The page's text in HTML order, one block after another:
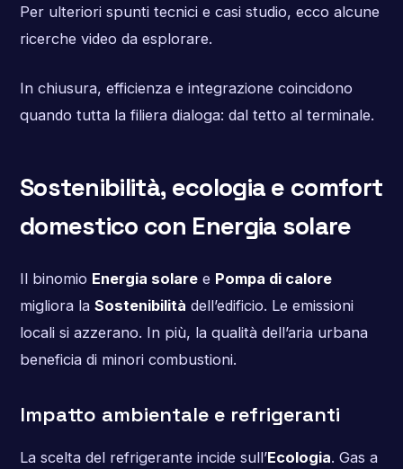
Per ulteriori spunti tecnici e casi studio, ecco alcune
ricerche video da esplorare.
In chiusura, efficienza e integrazione coincidono
quando tutta la filiera dialoga: dal tetto al terminale.
Sostenibilità, ecologia e comfort
domestico con Energia solare
Il binomio Energia solaree Pompa di calore
migliora la Sostenibilità dell’edificio. Le emissioni
locali si azzerano. In più, la qualità dell’aria urbana
beneficia di minori combustioni.
Impatto ambientale e refrigeranti
La scelta del refrigerante incide sull’Ecologia. Gas a